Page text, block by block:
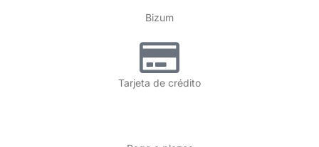
Bizum
Tarjeta de crédito